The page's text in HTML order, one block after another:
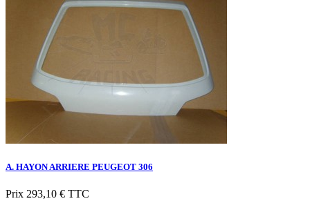
A. HAYON ARRIERE PEUGEOT 306
Prix 293,10 € TTC